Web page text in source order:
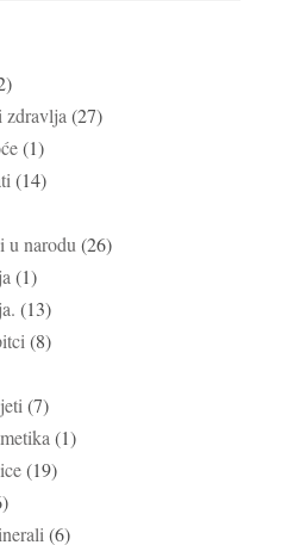
zdravlja (27)
(1)
(14)
u narodu (26)
(1)
(13)
(8)
(7)
(1)
(19)
(6)